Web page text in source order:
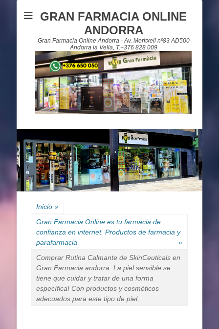
GRAN FARMACIA ONLINE
ANDORRA
Gran Farmacia Online Andorra - Av. Meritxell nº83 AD500
Andorra la Vella, T.+376 828 009
Inicio »
Gran Farmacia Online es tu farmacia de
confianza en internet. Productos de farmacia y
parafarmacia
»
Comprar Rutina Calmante de SkinCeuticals en
Gran Farmacia andorra. La piel sensible se
tiene que cuidar y tratar de una forma
específica! Con productos y cosméticos
adecuados para este tipo de piel,